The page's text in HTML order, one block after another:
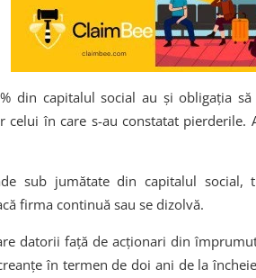
din capitalul social au și obligația
în care s-au constatat pierderile.
sub jumătate din capitalul social,
firma continuă sau se dizolvă.
datorii față de acționari din
în termen de doi ani de la